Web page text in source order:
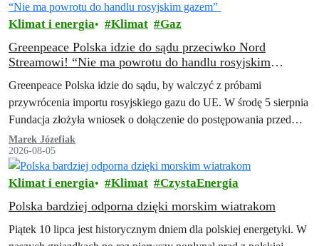
Klimat i energia Klimat Gaz
Greenpeace Polska idzie do sądu przeciwko Nord
Streamowi! “Nie ma powrotu do handlu rosyjskim
Greenpeace Polska idzie do sądu, by walczyć z próbami
przywrócenia importu rosyjskiego gazu do UE. W środę 5 sierpnia
Fundacja złożyła wniosek o dołączenie do postępowania przed
Trybunałem Sprawiedliwości Unii…
Marek Józefiak
2026-08-05
Klimat i energia Klimat CzystaEnergia
Polska bardziej odporna dzięki morskim wiatrakom
Piątek 10 lipca jest historycznym dniem dla polskiej energetyki. W